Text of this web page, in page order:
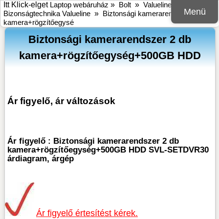
Menü
Itt Klick-elget Laptop webáruház » Bolt » Valueline
Bizonságtechnika Valueline » Biztonsági kamerarendszer 2 db
kamera+rögzítőegysé
Biztonsági kamerarendszer 2 db
kamera+rögzítőegység+500GB HDD
Ár figyelő, ár változások
Ár figyelő : Biztonsági kamerarendszer 2 db
kamera+rögzítőegység+500GB HDD SVL-SETDVR30
árdiagram, árgép
Ár figyelő értesítést kérek.